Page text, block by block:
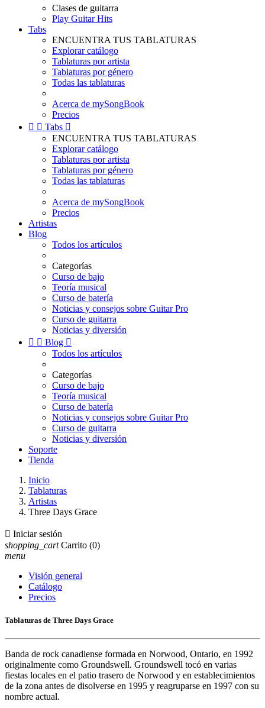
Clases de guitarra
Play Guitar Hits
Tabs
ENCUENTRA TUS TABLATURAS
Explorar catálogo
Tablaturas por artista
Tablaturas por género
Todas las tablaturas
Acerca de mySongBook
Precios
  Tabs 
ENCUENTRA TUS TABLATURAS
Explorar catálogo
Tablaturas por artista
Tablaturas por género
Todas las tablaturas
Acerca de mySongBook
Precios
Artistas
Blog
Todos los artículos
Categorías
Curso de bajo
Teoría musical
Curso de batería
Noticias y consejos sobre Guitar Pro
Curso de guitarra
Noticias y diversión
  Blog 
Todos los artículos
Categorías
Curso de bajo
Teoría musical
Curso de batería
Noticias y consejos sobre Guitar Pro
Curso de guitarra
Noticias y diversión
Soporte
Tienda
Inicio
Tablaturas
Artistas
Three Days Grace
 Iniciar sesión
shopping_cart Carrito (0)
menu
Visión general
Catálogo
Precios
Tablaturas de Three Days Grace
Banda de rock canadiense formada en Norwood, Ontario, en 1992
originalmente como Groundswell. Groundswell tocó en varias
fiestas locales en el patio trasero de Norwood y en establecimientos
de la zona antes de disolverse en 1995 y reagruparse en 1997 con su
nombre actual.